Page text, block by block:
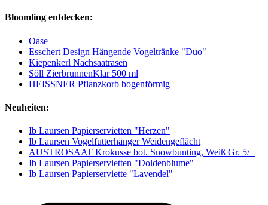
Bloomling entdecken:
Oase
Esschert Design Hängende Vogeltränke "Duo"
Kiepenkerl Nachsaatrasen
Söll ZierbrunnenKlar 500 ml
HEISSNER Pflanzkorb bogenförmig
Neuheiten:
Ib Laursen Papierservietten "Herzen"
Ib Laursen Vogelfutterhänger Weidengeflächt
AUSTROSAAT Krokusse bot. Snowbunting, Weiß Gr. 5/+
Ib Laursen Papierservietten "Doldenblume"
Ib Laursen Papierserviette "Lavendel"